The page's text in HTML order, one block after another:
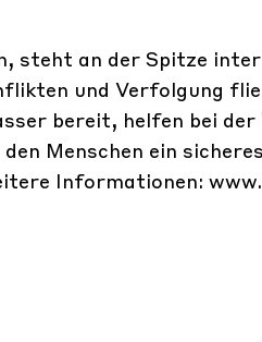
steht an der Spitze
und Verfolgung
bereit, helfen bei der
Menschen ein
Informationen: